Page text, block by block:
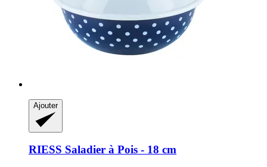
Ajouter
RIESS Saladier à Pois -​ 18 cm